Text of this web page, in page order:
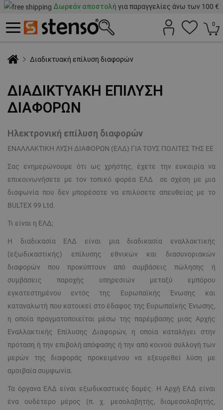
Δωρεάν αποστολή για παραγγελίες άνω των 100 €
0
Διαδικτυακή επίλυση διαφορών
ΔΙΑΔΙΚΤΥΑΚΉ ΕΠΊΛΥΣΗ
ΔΙΑΦΟΡΏΝ
Ηλεκτρονική επίλυση διαφορών
ΕΝΑΛΛΑΚΤΙΚΗ ΛΥΣΗ ΔΙΑΦΟΡΩΝ (ΕΛΔ) ΓΙΑ ΤΟΥΣ ΠΟΛΙΤΕΣ ΤΗΣ ΕΕ
Σας ενημερώνουμε ότι ως χρήστης, έχετε την ευκαιρία να
επικοινωνήσετε με τον τοπικό φορέα ΕΛΔ σε σχέση με μια
διαφωνία που δεν μπορέσατε να επιλύσετε απευθείας με το
BULTEX 99 Ltd.
Τι είναι η ΕΛΔ;
Η διαδικασία ΕΛΔ είναι μια διαδικασία εναλλακτικής
(εξωδικαστικής) επίλυσης εθνικών και διασυνοριακών
διαφορών που προκύπτουν από συμβάσεις πώλησης ή
συμβάσεις παροχής υπηρεσιών μεταξύ εμπόρου
εγκατεστημένου εντός της Ευρωπαϊκής Ένωσης και
καταναλωτή που κατοικεί στο έδαφος της Ευρωπαϊκής Ένωσης,
η οποία πραγματοποιείται μέσω της παρέμβασης μιας Αρχής
Εναλλακτικής Επίλυσης Διαφορών, η οποία καταλήγει στην
πρόταση ή την επιβολή απόφασης ή την από κοινού συλλογή των
μερών της διαφοράς προκειμένου να εξευρεθεί λύση με
αμοιβαία συμφωνία.
Τα όργανα ΕΛΔ είναι εξωδικαστικές δομές. Η Αρχή ΕΛΔ είναι
ένα ουδέτερο μέρος (π. χ. μεσολαβητής, διαμεσολαβητής,